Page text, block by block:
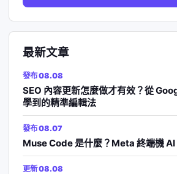
最新文章
發布 08.08
SEO 內容更新怎麼做才有效？從
學到的精準編輯法
發布 08.07
Muse Code 是什麼？Meta 終端機 AI
更新 08.08